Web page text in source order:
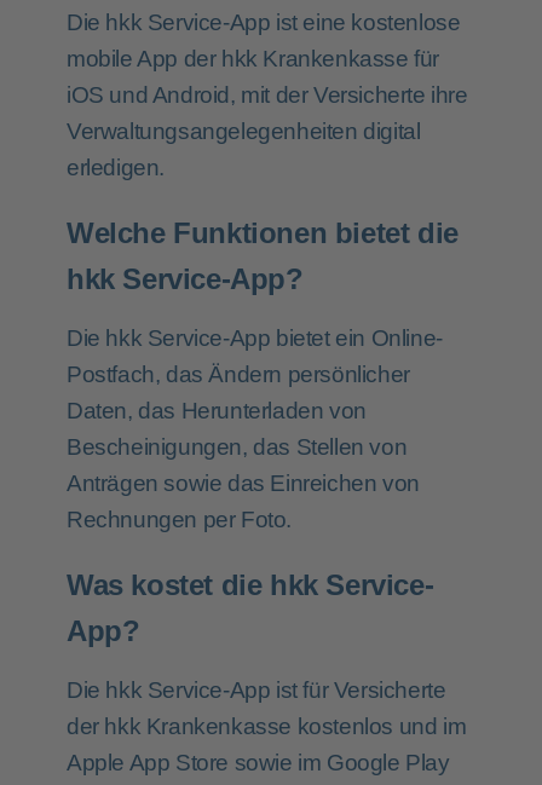
Die hkk Service-App ist eine kostenlose
mobile App der hkk Krankenkasse für
iOS und Android, mit der Versicherte ihre
Verwaltungsangelegenheiten digital
erledigen.
Welche Funktionen bietet die
hkk Service-App?
Die hkk Service-App bietet ein Online-
Postfach, das Ändern persönlicher
Daten, das Herunterladen von
Bescheinigungen, das Stellen von
Anträgen sowie das Einreichen von
Rechnungen per Foto.
Was kostet die hkk Service-
App?
Die hkk Service-App ist für Versicherte
der hkk Krankenkasse kostenlos und im
Apple App Store sowie im Google Play